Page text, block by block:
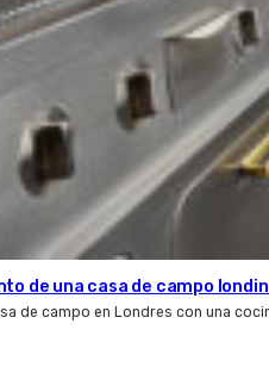
de una casa de campo
de campo en Londres con una